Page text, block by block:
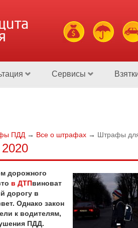
Сервисы
ПДД → Все о штрафах → Штрафы
дорожного
в ДТПвиноват
дорогу в
Однако закон
к водителям,
ПДД.